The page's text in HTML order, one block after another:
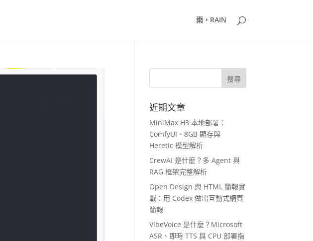
雨，RAIN
近期文章
MiniMax H3 本地部署：
ComfyUI、8GB 顯存與
Heretic 模型解析
CrewAI 是什麼？多 Agent 與
RAG 框架完整解析
Open Design 與 HTML 簡報實
戰：用 Codex 做出互動式網頁
簡報
VibeVoice 是什麼？Microsoft
ASR、即時 TTS 與 CPU 部署指